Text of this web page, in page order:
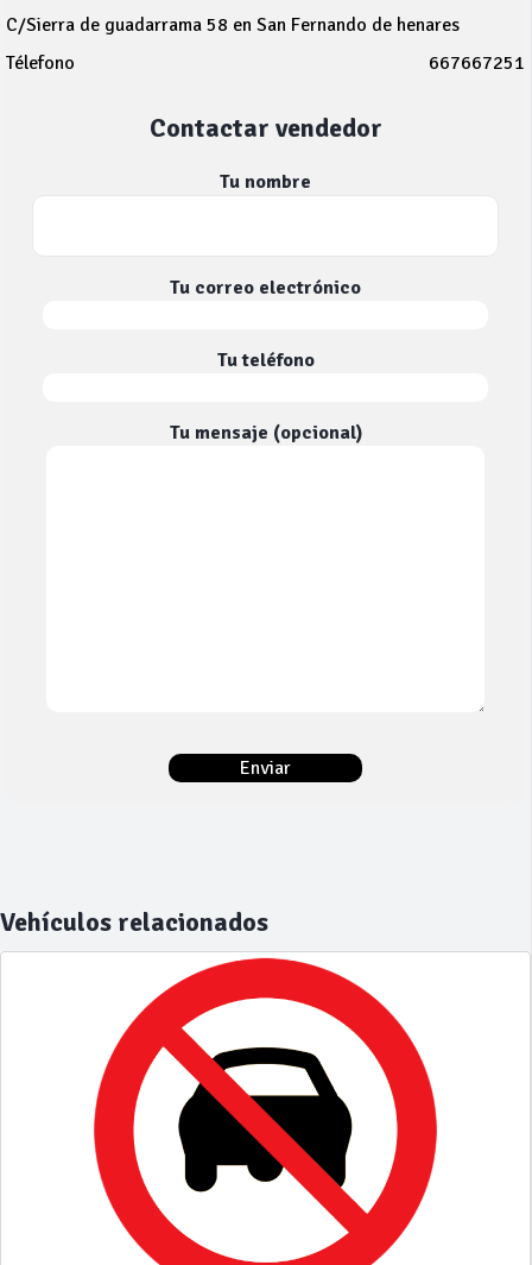
C/Sierra de guadarrama 58 en San Fernando de henares
Télefono
667667251
Contactar vendedor
Tu nombre
Tu correo electrónico
Tu teléfono
Tu mensaje (opcional)
Vehículos relacionados